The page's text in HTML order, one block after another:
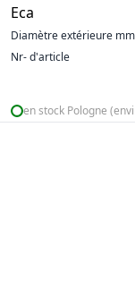
Eca
Diamètre extérieure
Nr- d'article
en stock Pologne